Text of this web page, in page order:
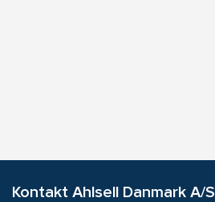
Kontakt Ahlsell Danmark A/S